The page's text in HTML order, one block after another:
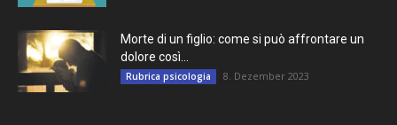
Morte di un figlio: come si può affrontare un
dolore così...
Rubrica psicologia 8. Dezember 2023